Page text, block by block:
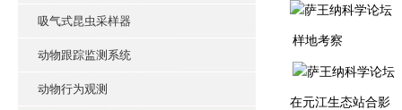
吸气式昆虫采样器
动物跟踪监测系统
动物行为观测
样地考察
在元江生态站合影